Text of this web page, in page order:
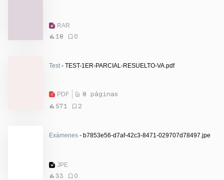
RAR
18
0
Test - TEST-1ER-PARCIAL-RESUELTO-VA.pdf
PDF
8 páginas
571
2
Exámenes - b7853e56-d7af-42c3-8471-029707d78497.jpe
JPE
33
0